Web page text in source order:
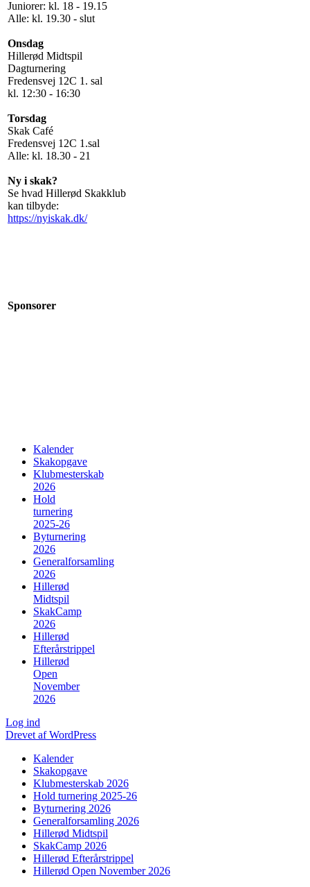
Juniorer: kl. 18 - 19.15
Alle: kl. 19.30 - slut
Onsdag
Hillerød Midtspil
Dagturnering
Fredensvej 12C 1. sal
kl. 12:30 - 16:30
Torsdag
Skak Café
Fredensvej 12C 1.sal
Alle: kl. 18.30 - 21
Ny i skak?
Se hvad Hillerød Skakklub
kan tilbyde:
https://nyiskak.dk/
Sponsorer
Kalender
Skakopgave
Klubmesterskab
2026
Hold
turnering
2025-26
Byturnering
2026
Generalforsamling
2026
Hillerød
Midtspil
SkakCamp
2026
Hillerød
Efterårstrippel
Hillerød
Open
November
2026
Log ind
Drevet af WordPress
Kalender
Skakopgave
Klubmesterskab 2026
Hold turnering 2025-26
Byturnering 2026
Generalforsamling 2026
Hillerød Midtspil
SkakCamp 2026
Hillerød Efterårstrippel
Hillerød Open November 2026